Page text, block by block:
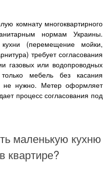
комнату многоквартирного
нормам Украины.
кухни (перемещение мойки,
требует согласования
газовых или водопроводных
мебель без касания
не нужно. Метер оформляет
процесс согласования под
маленькую кухню
квартире?